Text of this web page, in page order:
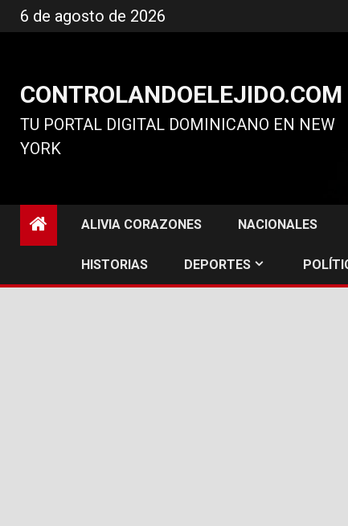
al
6 de agosto de 2026
CONTROLANDOELEJIDO.COM
TU PORTAL DIGITAL DOMINICANO EN NEW
YORK
ALIVIA CORAZONES NACIONALES
HISTORIAS DEPORTES